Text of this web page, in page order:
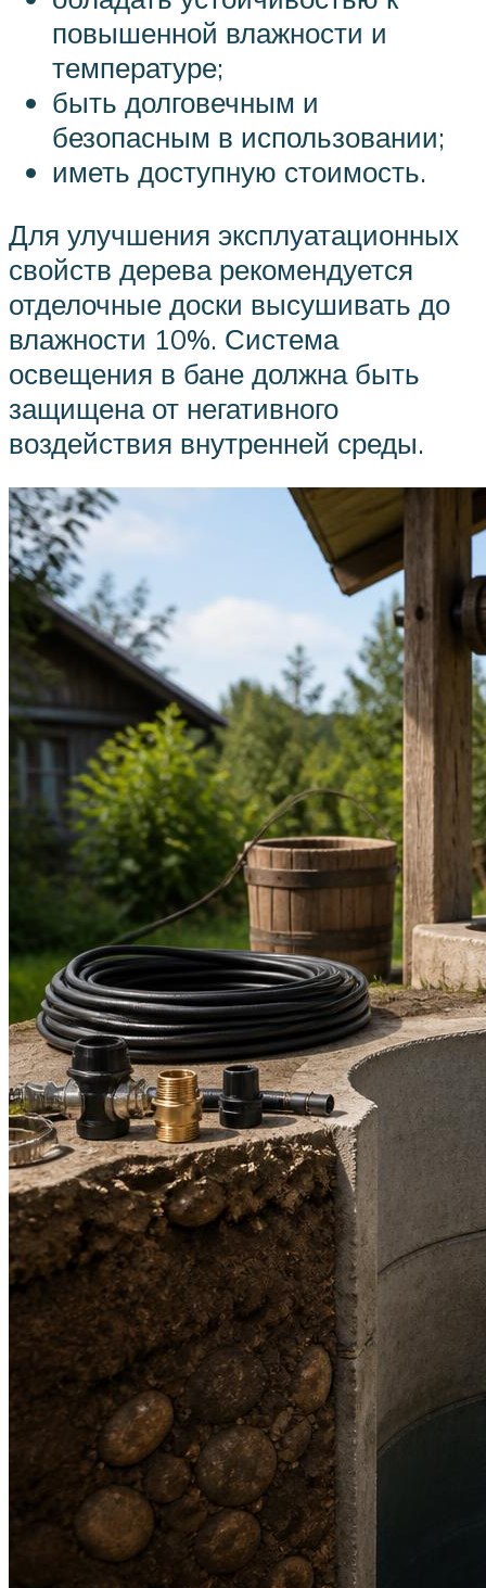
повышенной влажности и
температуре;
быть долговечным и
безопасным в использовании;
иметь доступную стоимость.
Для улучшения эксплуатационных
свойств дерева рекомендуется
отделочные доски высушивать до
влажности 10%. Система
освещения в бане должна быть
защищена от негативного
воздействия внутренней среды.